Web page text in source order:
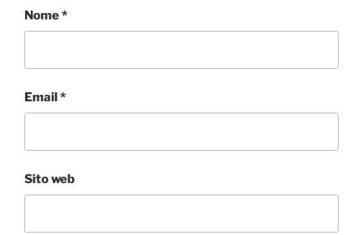
Nome*
Email*
Sito web